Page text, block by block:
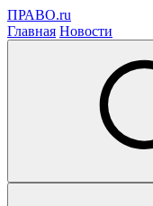
ПРАВО.ru
Главная Новости